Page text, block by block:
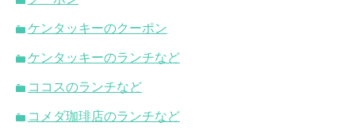
ケンタッキーのクーポン
ケンタッキーのランチなど
ココスのランチなど
コメダ珈琲店のランチなど